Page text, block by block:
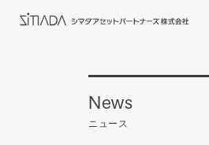
News
ニュース